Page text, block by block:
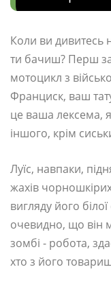
Коли ви дивитесь
ти бачиш? Перш за
мотоцикл з
Франциск, ваш
це ваша лексема,
іншого, крім
Луїс, навпаки,
жахів
вигляду його
очевидно, що він
зомбі - робота,
хто з його